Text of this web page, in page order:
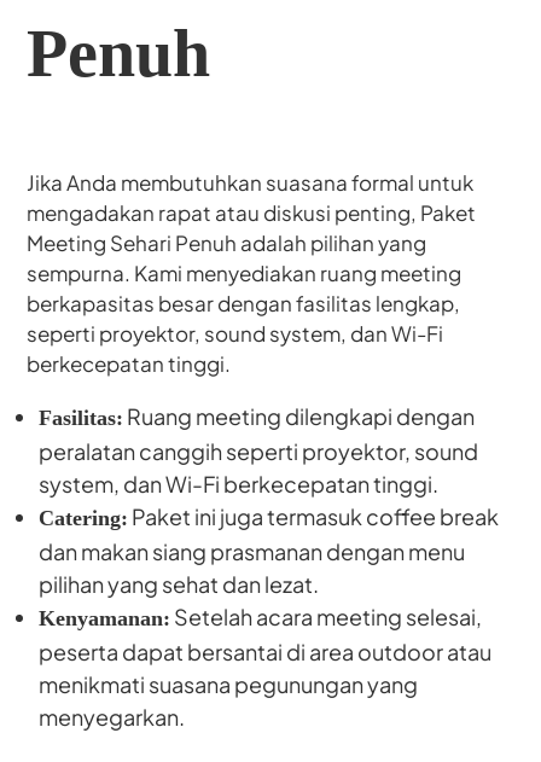
Penuh
Jika Anda membutuhkan suasana formal untuk
mengadakan rapat atau diskusi penting, Paket
Meeting Sehari Penuh adalah pilihan yang
sempurna. Kami menyediakan ruang meeting
berkapasitas besar dengan fasilitas lengkap,
seperti proyektor, sound system, dan Wi-Fi
berkecepatan tinggi.
Fasilitas: Ruang meeting dilengkapi dengan
peralatan canggih seperti proyektor, sound
system, dan Wi-Fi berkecepatan tinggi.
Catering: Paket ini juga termasuk coffee break
dan makan siang prasmanan dengan menu
pilihan yang sehat dan lezat.
Kenyamanan: Setelah acara meeting selesai,
peserta dapat bersantai di area outdoor atau
menikmati suasana pegunungan yang
menyegarkan.